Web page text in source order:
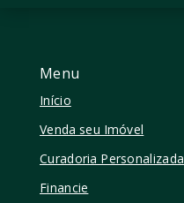
Menu
Início
Venda seu Imóvel
Curadoria Personalizada
Financie